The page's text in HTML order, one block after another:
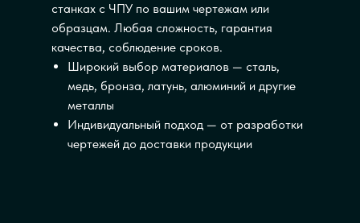
станках с ЧПУ по вашим чертежам или
образцам. Любая сложность, гарантия
качества, соблюдение сроков.
Широкий выбор материалов — сталь,
медь, бронза, латунь, алюминий и другие
металлы
Индивидуальный подход — от разработки
чертежей до доставки продукции